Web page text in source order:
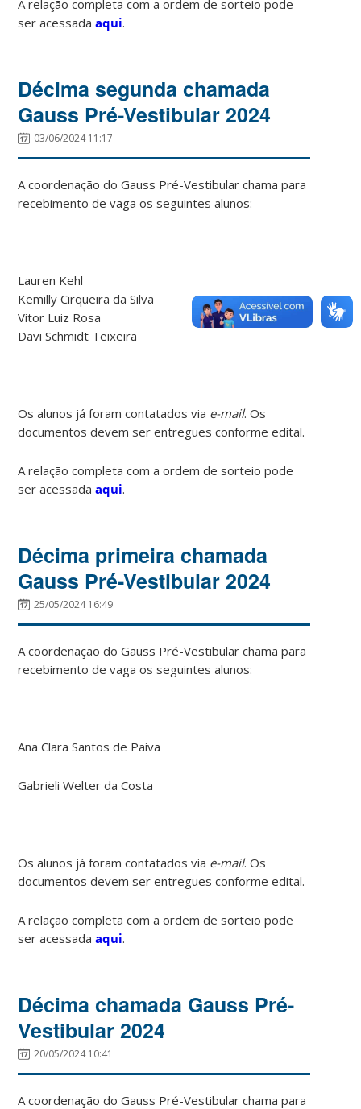
A relação completa com a ordem de sorteio pode
ser acessadaaqui.
Décima segunda chamada
Gauss Pré-Vestibular 2024
03/06/2024 11:17
A coordenação do Gauss Pré-Vestibular chama para
recebimento de vaga os seguintes alunos:
Lauren Kehl
Kemilly Cirqueira da Silva
Vitor Luiz Rosa
Davi Schmidt Teixeira
Os alunos já foram contatados via e-mail. Os
documentos devem ser entregues conforme edital.
A relação completa com a ordem de sorteio pode
ser acessadaaqui.
Décima primeira chamada
Gauss Pré-Vestibular 2024
25/05/2024 16:49
A coordenação do Gauss Pré-Vestibular chama para
recebimento de vaga os seguintes alunos:
Ana Clara Santos de Paiva
Gabrieli Welter da Costa
Os alunos já foram contatados via e-mail. Os
documentos devem ser entregues conforme edital.
A relação completa com a ordem de sorteio pode
ser acessadaaqui.
Décima chamada Gauss Pré-
Vestibular 2024
20/05/2024 10:41
A coordenação do Gauss Pré-Vestibular chama para